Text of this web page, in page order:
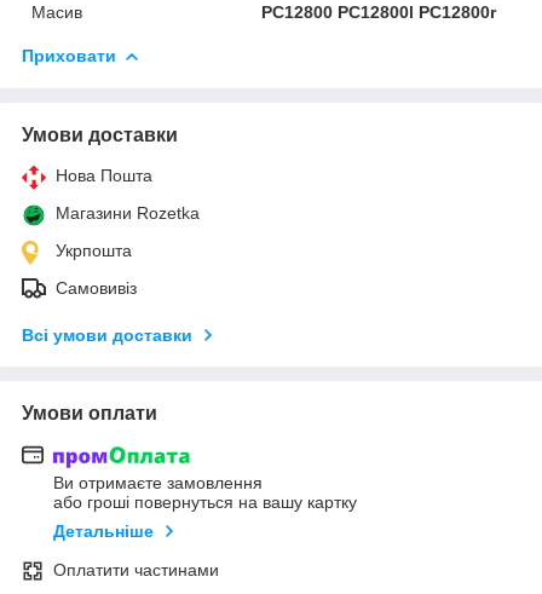
Масив
PC12800 PC12800l PC12800r
Приховати
Умови доставки
Нова Пошта
Магазини Rozetka
Укрпошта
Самовивіз
Всі умови доставки
Умови оплати
Ви отримаєте замовлення
або гроші повернуться на вашу картку
Детальніше
Оплатити частинами